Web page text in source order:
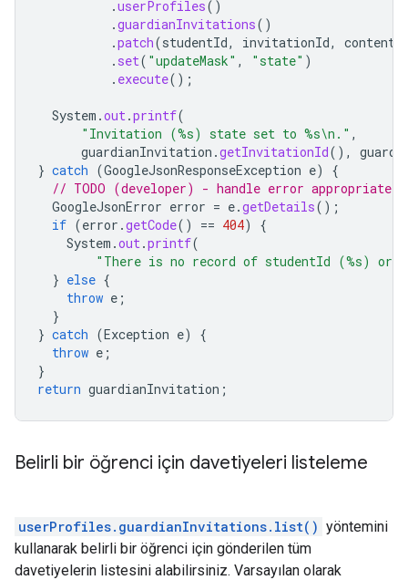
.userProfiles()
.guardianInvitations()
.patch(studentId, invitationId, content
. set( "updateMask" , "state" )
. execute();
System .out .printf(
"Invitation (%s) state set to %s\n." ,
guardianInvitation .getInvitationId(),
} catch (GoogleJsonResponseException e)
{
// TODO (developer) - handle error appropriately
GoogleJsonError error = e.getDetails();
if (error .getCode() == 404)
{
System .out .printf(
"There is no record of studentId (%s)
} else {
throw e ;
}
} catch (Exception e)
{
throw e ;
}
return guardianInvitation ;
Belirli bir öğrenci için davetiyeleri listeleme
userProfiles.guardianInvitations.list() yöntemini
kullanarak belirli bir öğrenci için gönderilen tüm
davetiyelerin listesini alabilirsiniz. Varsayılan olarak